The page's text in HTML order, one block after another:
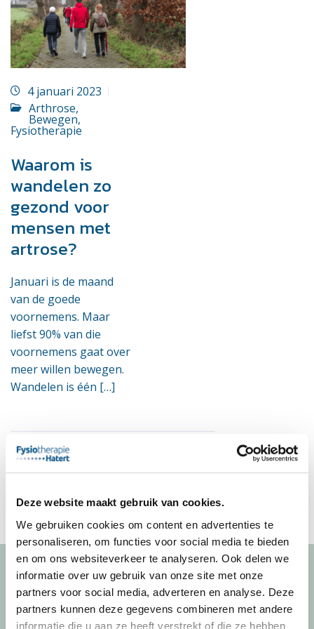
Deze website maakt gebruik van cookies.
We gebruiken cookies om content en advertenties te
personaliseren, om functies voor social media te bieden
en om ons websiteverkeer te analyseren. Ook delen we
informatie over uw gebruik van onze site met onze
partners voor social media, adverteren en analyse. Deze
partners kunnen deze gegevens combineren met andere
informatie die u aan ze heeft verstrekt of die ze hebben
4 januari 2023
Arthrose,
Bewegen,
Fysiotherapie
Waarom is
wandelen zo
gezond voor
mensen met
artrose?
Januari is de maand
van de goede
voornemens. Maar
liefst 90% van die
voornemens gaat over
meer willen bewegen.
Wandelen is één […]
Fysiotherapie Hatert